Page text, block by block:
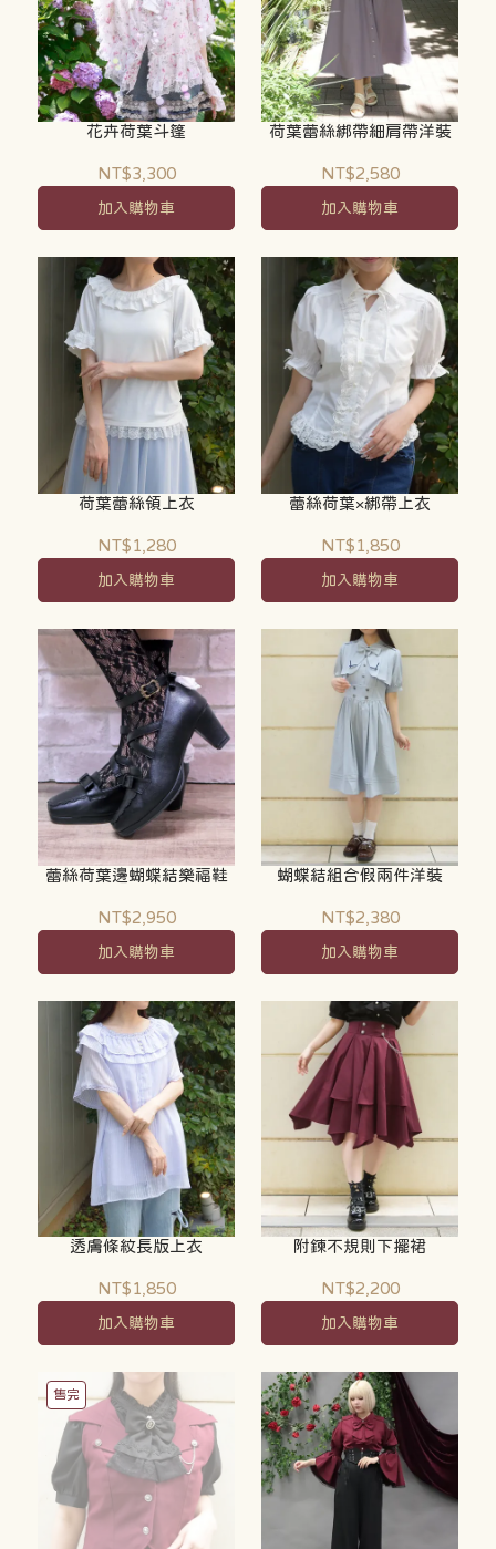
花卉荷葉斗篷
NT$3,300
加入購物車
荷葉蕾絲綁帶細肩帶洋裝
NT$2,580
加入購物車
荷葉蕾絲領上衣
NT$1,280
加入購物車
蕾絲荷葉×綁帶上衣
NT$1,850
加入購物車
蕾絲荷葉邊蝴蝶結樂福鞋
NT$2,950
加入購物車
蝴蝶結組合假兩件洋裝
NT$2,380
加入購物車
透膚條紋長版上衣
NT$1,850
加入購物車
附鍊不規則下擺裙
NT$2,200
加入購物車
售完